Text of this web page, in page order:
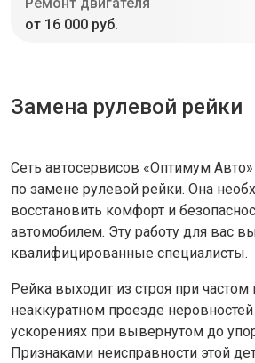
от 16 000 руб.
Замена рулевой рейки
Сеть автосервисов «Оптимум Авто»
по замене рулевой рейки. Она
восстановить комфорт и
автомобилем. Эту работу для вас
квалифицированные специалисты.
Рейка выходит из строя при
неаккуратном проезде
ускорениях при вывернутом до
Признаками неисправности этой